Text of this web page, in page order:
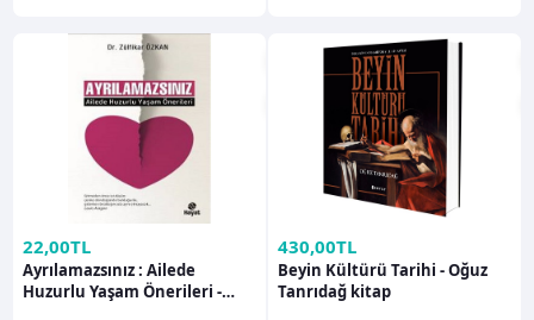
22,00TL
Ayrılamazsınız : Ailede
Huzurlu Yaşam Önerileri -
430,00TL
Beyin Kültürü Tarihi - Oğuz
Tanrıdağ kitap